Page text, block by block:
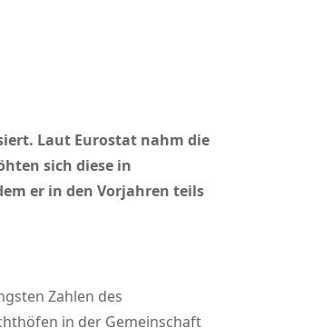
Laut Eurostat nahm die
sich diese in
er in den Vorjahren teils
Zahlen des
in der Gemeinschaft